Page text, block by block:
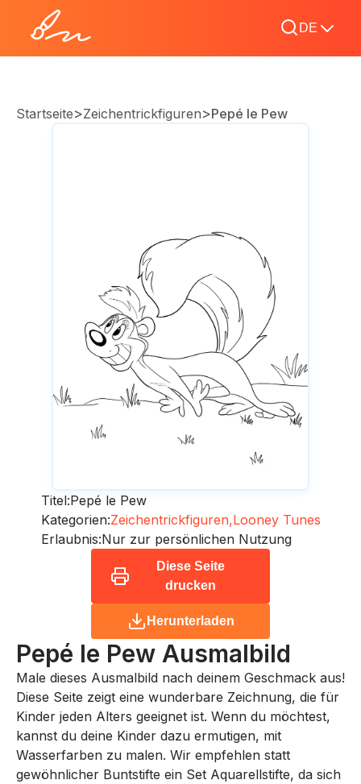
DE
Startseite>Zeichentrickfiguren>Pepé le Pew
Titel:Pepé le Pew
Kategorien:Zeichentrickfiguren,Looney Tunes
Erlaubnis:Nur zur persönlichen Nutzung
Diese Seite
drucken
Herunterladen
Pepé le Pew Ausmalbild
Male dieses Ausmalbild nach deinem Geschmack aus!
Diese Seite zeigt eine wunderbare Zeichnung, die für
Kinder jeden Alters geeignet ist. Wenn du möchtest,
kannst du deine Kinder dazu ermutigen, mit
Wasserfarben zu malen. Wir empfehlen statt
gewöhnlicher Buntstifte ein Set Aquarellstifte, da sich